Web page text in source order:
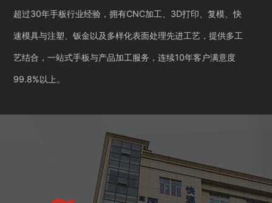
超过30年手板行业经验，拥有CNC加工、3D打印、复模、快
速模具与注塑、钣金以及多样化表面处理先进工艺，提供多工
艺结合，一站式手板与产品加工服务，连续10年客户满意度
99.8%以上。